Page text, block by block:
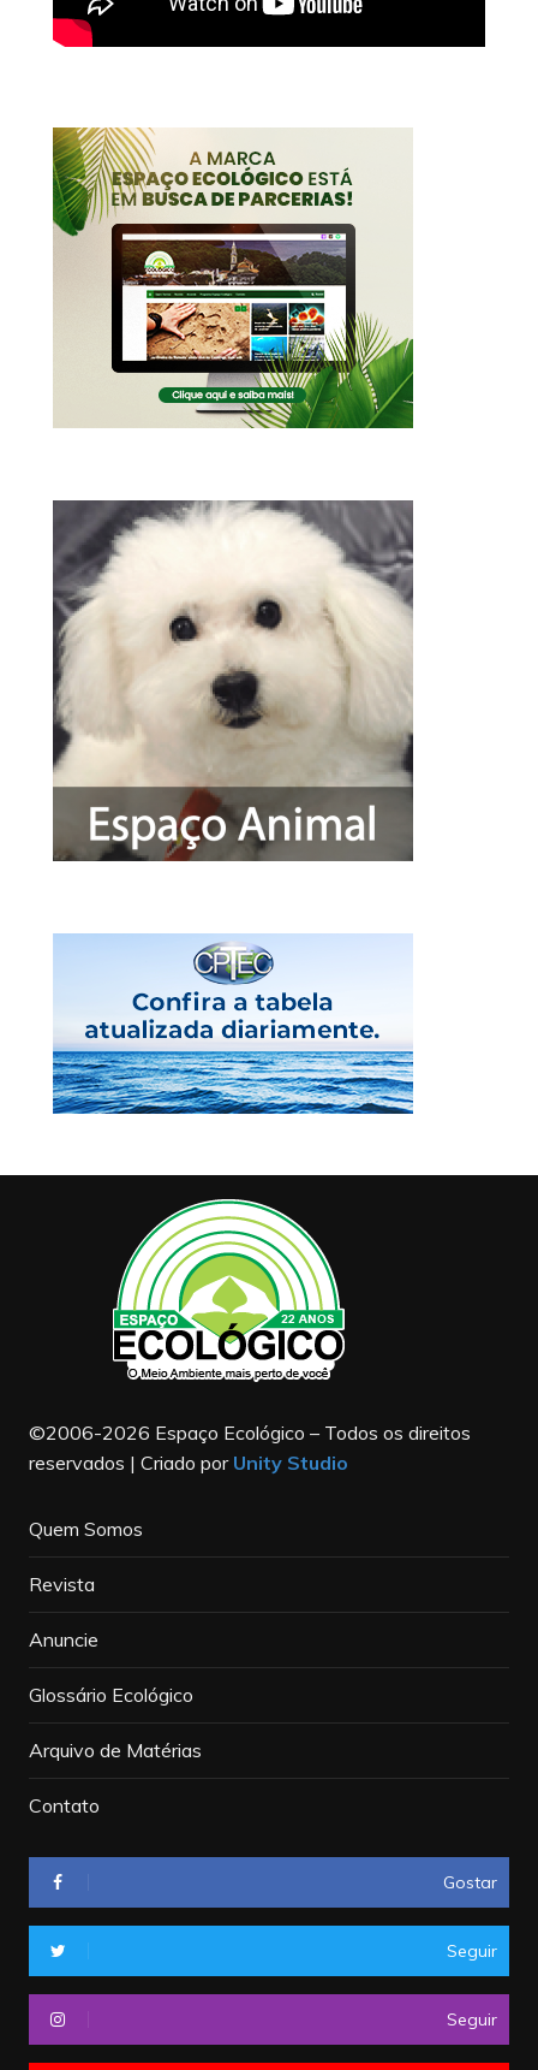
©2006-2026 Espaço Ecológico – Todos os direitos
reservados | Criado por Unity Studio
Quem Somos
Revista
Anuncie
Glossário Ecológico
Arquivo de Matérias
Contato
Gostar
Seguir
Seguir